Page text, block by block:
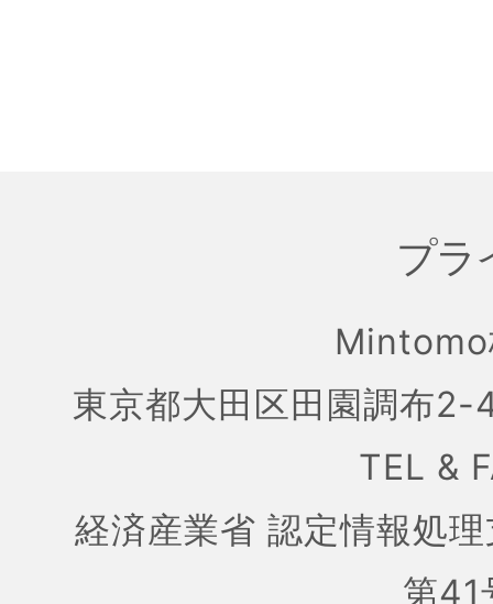
プラ
東京都大田区田園調布
TEL &
経済産業省 認定情報処
第